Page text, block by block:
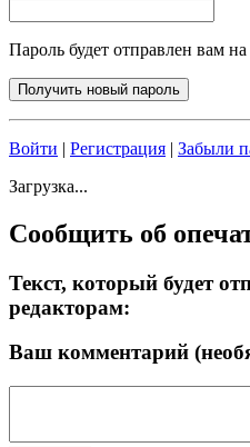
Пароль будет отправлен вам на
Войти | Регистрация | Забыли
Загрузка...
Сообщить об
Текст, который будет
редакторам:
Ваш комментарий